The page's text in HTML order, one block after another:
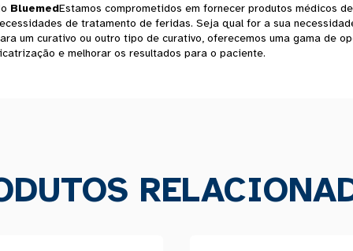
BluemedEstamos comprometidos em fornecer produtos médicos
de tratamento de feridas. Seja qual for a sua
um curativo ou outro tipo de curativo, oferecemos uma gama de
e melhorar os resultados para o paciente.